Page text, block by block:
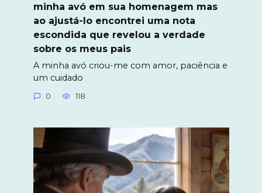
minha avó em sua homenagem mas
ao ajustá-lo encontrei uma nota
escondida que revelou a verdade
sobre os meus pais
A minha avó criou-me com amor, paciência e
um cuidado
0 118